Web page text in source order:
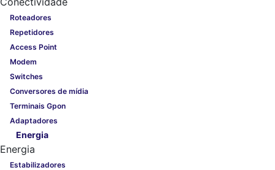
Roteadores
Repetidores
Access Point
Modem
Switches
Conversores de mídia
Terminais Gpon
Adaptadores
Energia
Energia
Estabilizadores